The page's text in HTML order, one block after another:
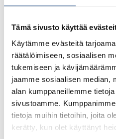
Tämä sivusto käyttää
Käytämme evästeitä
räätälöimiseen, sosiaalisen
tukemiseen ja
jaamme sosiaalisen median,
alan kumppaneillemme
sivustoamme.
tietoja muihin tietoihin, joita
kerätty, kun olet käyttänyt
katsomoelämyksen SM-
kilpailupäivinä (alle […]
Veteraanien
kamppailtiin
kavereita